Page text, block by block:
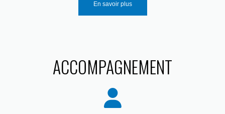
En savoir plus
ACCOMPAGNEMENT